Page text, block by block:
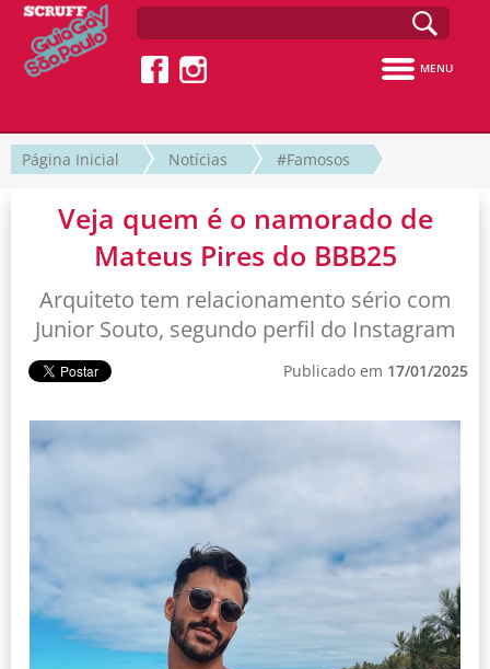
MENU
Página Inicial Notícias #Famosos
Veja quem é o namorado de
Mateus Pires do BBB25
Arquiteto tem relacionamento sério com
Junior Souto, segundo perfil do Instagram
Publicado em 17/01/2025